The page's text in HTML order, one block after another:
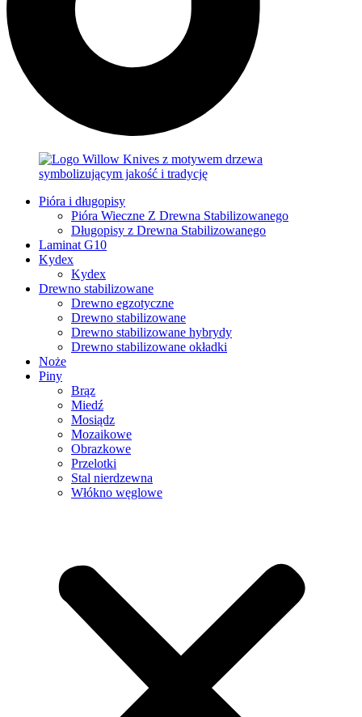
Pióra i długopisy
Pióra Wieczne Z Drewna Stabilizowanego
Długopisy z Drewna Stabilizowanego
Laminat G10
Kydex
Kydex
Drewno stabilizowane
Drewno egzotyczne
Drewno stabilizowane
Drewno stabilizowane hybrydy
Drewno stabilizowane okładki
Noże
Piny
Brąz
Miedź
Mosiądz
Mozaikowe
Obrazkowe
Przelotki
Stal nierdzewna
Włókno węglowe